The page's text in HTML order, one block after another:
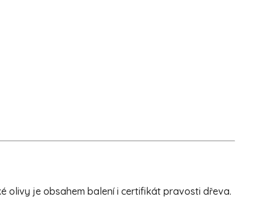
olivy je obsahem balení i certifikát pravosti dřeva.